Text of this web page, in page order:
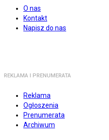
O nas
Kontakt
Napisz do nas
REKLAMA I PRENUMERATA
Reklama
Ogłoszenia
Prenumerata
Archiwum